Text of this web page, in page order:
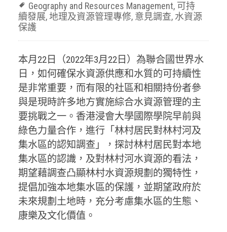
Geography and Resources Management, 可持
續發展,地理及資源管理專修, 意見調查, 水資源
保護
本月22日（2022年3月22日）為聯合國世界水
日，如何確保水資源供應和水質的可持續性
是非常重要，而有限的社區和相關持份者參
與是現時許多地方實施綜合水資源管理的主
要挑戰之一。香港浸會大學國際學院早前與
綠色力量合作，進行「林村居民對林村河及
集水區的認知調查」，探討林村居民對本地
集水區的認識，及對林村河水資源的看法，
期望藉調查凸顯林村水資源規劃的獨特性，
提倡加強本地集水區的保護，並期望政府於
未來規劃土地時，充分考慮集水區的生態、
康樂及文化價值。